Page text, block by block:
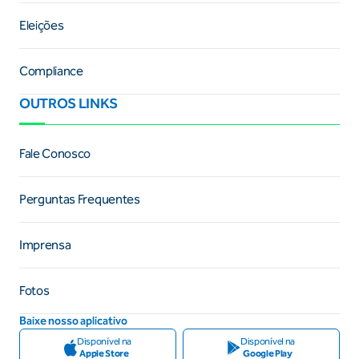
Eleições
Compliance
OUTROS LINKS
Fale Conosco
Perguntas Frequentes
Imprensa
Fotos
Baixe nosso aplicativo
Disponível na
Apple Store
Disponível na
Google Play